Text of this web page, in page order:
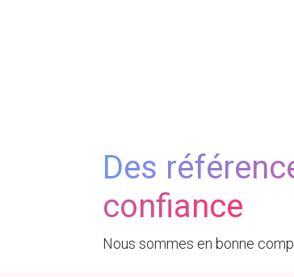
Des
confiance
Nous sommes en bonne